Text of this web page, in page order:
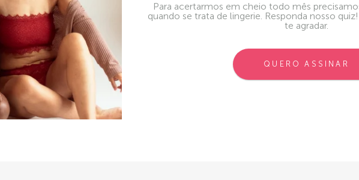
Para acertarmos em cheio todo mês
quando se trata de lingerie. Responda nosso
te agradar.
QUERO ASSINAR